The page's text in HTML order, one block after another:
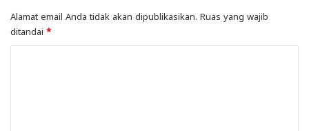
Alamat email Anda tidak akan dipublikasikan. Ruas yang wajib
ditandai *